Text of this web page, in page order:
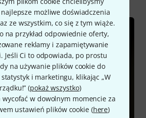
możliwe doświadczenia
ze wszystkim, co się z tym wiąże.
na przykład odpowiednie oferty,
reklamy i zapamiętywanie
Jeśli Ci to odpowiada, po prostu
na używanie plików cookie do
i marketingu, klikając „W
(pokaż wszystko)
wycofać w dowolnym momencie za
ustawień plików cookie (here)